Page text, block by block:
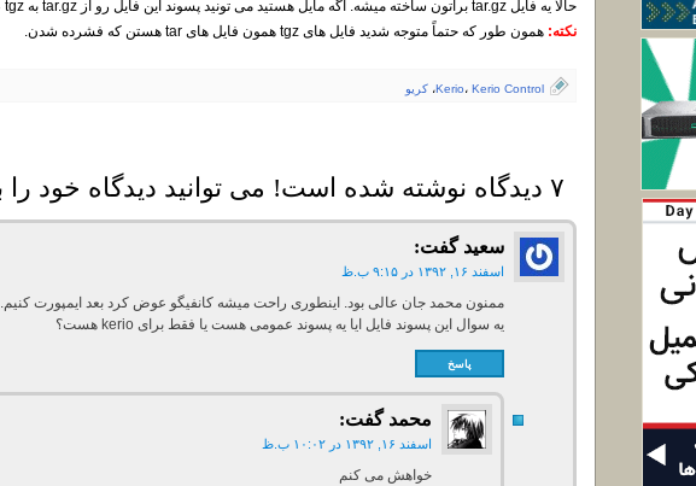
حالا یه فایل tar.gz براتون ساخته میشه. اگه مایل هستید می تونید پسوند این فایل رو از tar.gz به tgz عوض کنید.
نکته: همون طور که حتماً متوجه شدید فایل های tgz همون فایل های tar هستن که فشرده شدن.
Kerio، Kerio Control ، کریو
۷ دیدگاه نوشته شده است! می توانید دیدگاه خود را بنویسید
سعید گفت:
اسفند ۱۶, ۱۳۹۲ در ۹:۱۵ ب.ظ
ممنون محمد جان عالی بود. اینطوری راحت میشه کانفیگو عوض کرد بعد ایمپورت کنیم.
یه سوال این پسوند فایل ایا یه پسوند عمومی هست یا فقط برای kerio هست؟
پاسخ
محمد گفت:
اسفند ۱۶, ۱۳۹۲ در ۱۰:۰۲ ب.ظ
خواهش می کنم